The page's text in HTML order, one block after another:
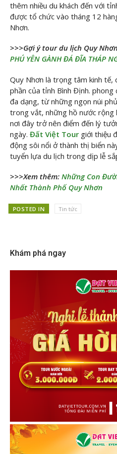
thêm nhiều du khách đến với
được tổ chức vào tháng 12
Nhơn.
>>>Gợi ý tour du lịch Quy
PHÚ YÊN GÀNH ĐÁ ĐĨA THÁP
Quy Nhơn là trọng tâm kinh tế,
phần của tỉnh Bình Định.
đa dạng, từ những ngọn núi
trong vắt, những hồ nước rộng
nơi đây trở nên điểm đến lý
ngày. Đất Việt Tour giới thiệu
động sôi nổi ở thành thị biển
tuyển lựa du lịch trong dịp lễ
>>>Xem thêm: Những Con
Nhất Thành Phố Quy Nhơn
POSTED IN Tin tức
Khám phá ngay